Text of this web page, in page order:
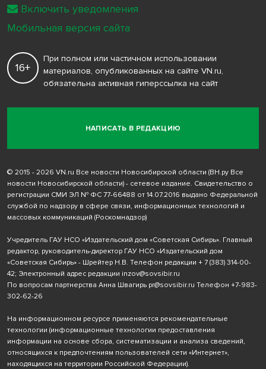
НАПИСАТЬ В РЕДАКЦИЮ
16+
При полном или частичном использовании
материалов, опубликованных на сайте VN.ru,
обязательна активная гиперссылка на сайт
© 2015 - 2026 VN.ru Все новости Новосибирской области (ВН.ру Все
новости Новосибирской области) - сетевое издание. Свидетельство о
регистрации СМИ ЭЛ № ФС 77-66488 от 14.07.2016 выдано Федеральной
службой по надзору в сфере связи, информационных технологий и
массовых коммуникаций (Роскомнадзор)
Учредитель ГАУ НСО «Издательский дом «Советская Сибирь». Главный
редактор, руководитель-директор ГАУ НСО «Издательский дом
«Советская Сибирь» - Шрейтер Н.В. Телефон редакции + 7 (383) 314-00-
42; Электронный адрес редакции inzov@sovsibir.ru
По вопросам партнерства Анна Швагирь pr@sovsibir.ru Телефон +7-983-
302-62-26
На информационном ресурсе применяются рекомендательные
технологии (информационные технологии предоставления
информации на основе сбора, систематизации и анализа сведений,
относящихся к предпочтениям пользователей сети «Интернет»,
находящихся на территории Российской Федерации).
Включить уведомления
Мобильная версия сайта